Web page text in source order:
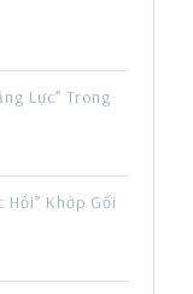
Lực” Trong
Hồi” Khớp Gối